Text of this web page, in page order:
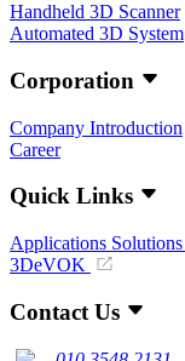
Handheld 3D Scanner
Automated 3D System
Corporation
Company Introduction
Career
Quick Links
Applications Solutions
3DeVOK
Contact Us